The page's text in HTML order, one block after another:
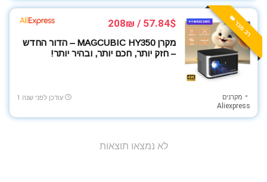
סטרימרים ומיני מחשבים
סלולר ומחשבים
סמארטפונים
סניטריה
ספורט בריאות וכושר
צעצועים לילדים
קולנוע ביתי
קופונים כלליים
רב מכר 👑 57.84$ / 208₪
מקרן MAGCUBIC HY350 – הדור החדש
– חזק יותר, חכם יותר, ובהיר יותר!
מקרנים
Aliexpress
עודכן לפני שנה 1
לא נמצאו תוצאות